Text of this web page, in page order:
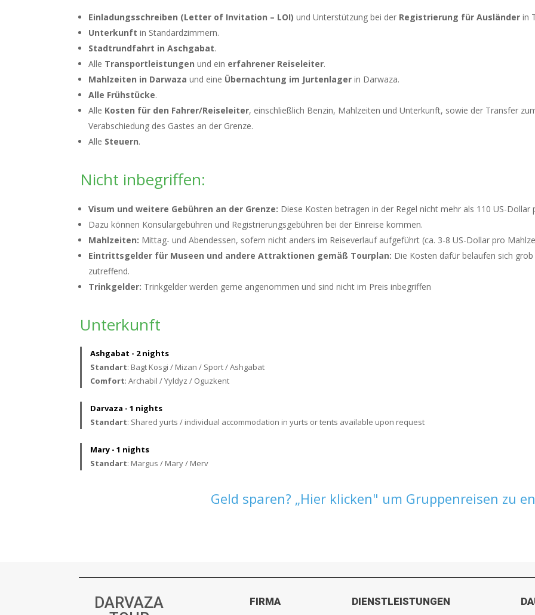
Einladungsschreiben (Letter of Invitation – LOI) und Unterstützung bei der Registrierung für Ausländer in
Unterkunft in Standardzimmern.
Stadtrundfahrt in Aschgabat.
Alle Transportleistungen und ein erfahrener Reiseleiter.
Mahlzeiten in Darwaza und eine Übernachtung im Jurtenlager in Darwaza.
Alle Frühstücke.
Alle Kosten für den Fahrer/Reiseleiter, einschließlich Benzin, Mahlzeiten und Unterkunft, sowie der Transfer
Verabschiedung des Gastes an der Grenze.
Alle Steuern.
Nicht inbegriffen:
Visum und weitere Gebühren an der Grenze: Diese Kosten betragen in der Regel nicht mehr als 110 US-Dollar
Dazu können Konsulargebühren und Registrierungsgebühren bei der Einreise kommen.
Mahlzeiten: Mittag- und Abendessen, sofern nicht anders im Reiseverlauf aufgeführt (ca. 3-8 US-Dollar pro
Eintrittsgelder für Museen und andere Attraktionen gemäß Tourplan: Die Kosten dafür belaufen sich
zutreffend.
Trinkgelder: Trinkgelder werden gerne angenommen und sind nicht im Preis inbegriffen
Unterkunft
Ashgabat - 2 nights
Standart: Bagt Kosgi / Mizan / Sport / Ashgabat
Comfort: Archabil / Yyldyz / Oguzkent
Darvaza - 1 nights
Standart: Shared yurts / individual accommodation in yurts or tents available upon request
Mary - 1 nights
Standart: Margus / Mary / Merv
Geld sparen? „Hier klicken" um Gruppenreisen zu
DARVAZA
FIRMA DIENSTLEISTUNGEN